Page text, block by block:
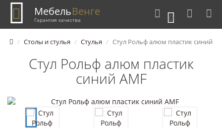
0
МебельВенге
Гарантия качества
Столы и стулья Стулья Стул Рольф алюм пластик синий
Стул Рольф алюм пластик
синий AMF